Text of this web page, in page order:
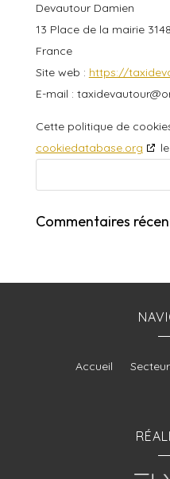
Devautour Damien
13 Place de la mairie
France
Site web : https://
E-mail : taxidevautour@
Cette politique de
cookiedatabase.org
Commentaires
Accueil